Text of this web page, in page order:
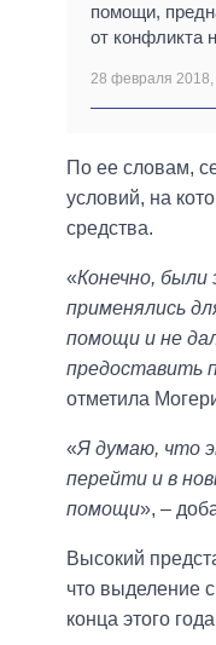
помощи,
от конфликта
28 февраля 2018,
По ее словам,
условий, на
средства.
«Конечно,
применялись
помощи и не
предоставить
отметила
«Я думаю, что
перейти и в
помощи», –
Высокий
что выделение
конца этого